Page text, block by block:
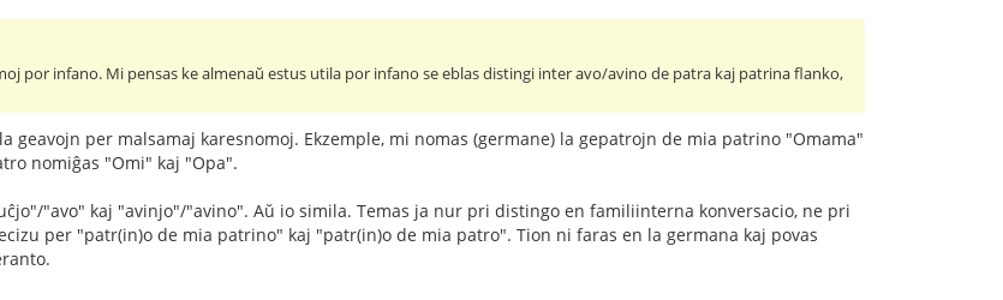
por infano. Mi pensas ke almenaŭ estus utila por infano se eblas distingi inter avo/avino de patra kaj patrina flanko,
geavojn per malsamaj karesnomoj. Ekzemple, mi nomas (germane) la gepatrojn de mia patrino "Omama"
nomiĝas "Omi" kaj "Opa".
"avo" kaj "avinjo"/"avino". Aŭ io simila. Temas ja nur pri distingo en familiinterna konversacio, ne pri
per "patr(in)o de mia patrino" kaj "patr(in)o de mia patro". Tion ni faras en la germana kaj povas